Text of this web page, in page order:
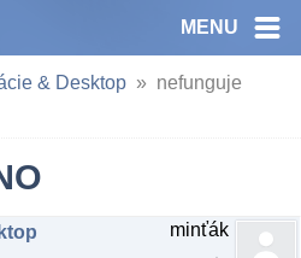
MENU
& Desktop
nefunguje
minťák